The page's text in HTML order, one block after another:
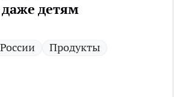
детям
Продукты